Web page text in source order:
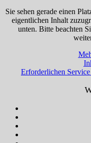
Sie sehen gerade einen
eigentlichen Inhalt
unten. Bitte beachten
Erforderlichen